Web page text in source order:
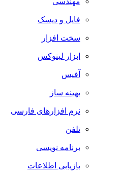
فایل و دیسک
سخت افزار
ابزار لینوکس
آفیس
بهینه ساز
نرم افزارهای فارسی
تلفن
برنامه نویسی
بازیابی اطلاعات